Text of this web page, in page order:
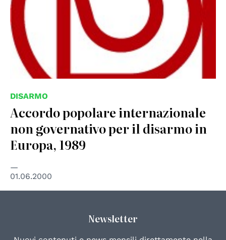
DISARMO
Accordo popolare internazionale
non governativo per il disarmo in
Europa, 1989
01.06.2000
Newsletter